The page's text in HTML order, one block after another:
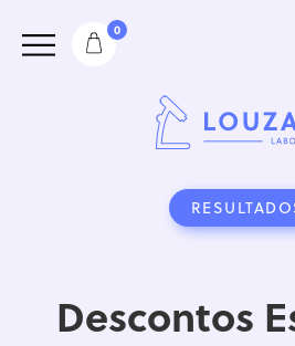
0
Descontos